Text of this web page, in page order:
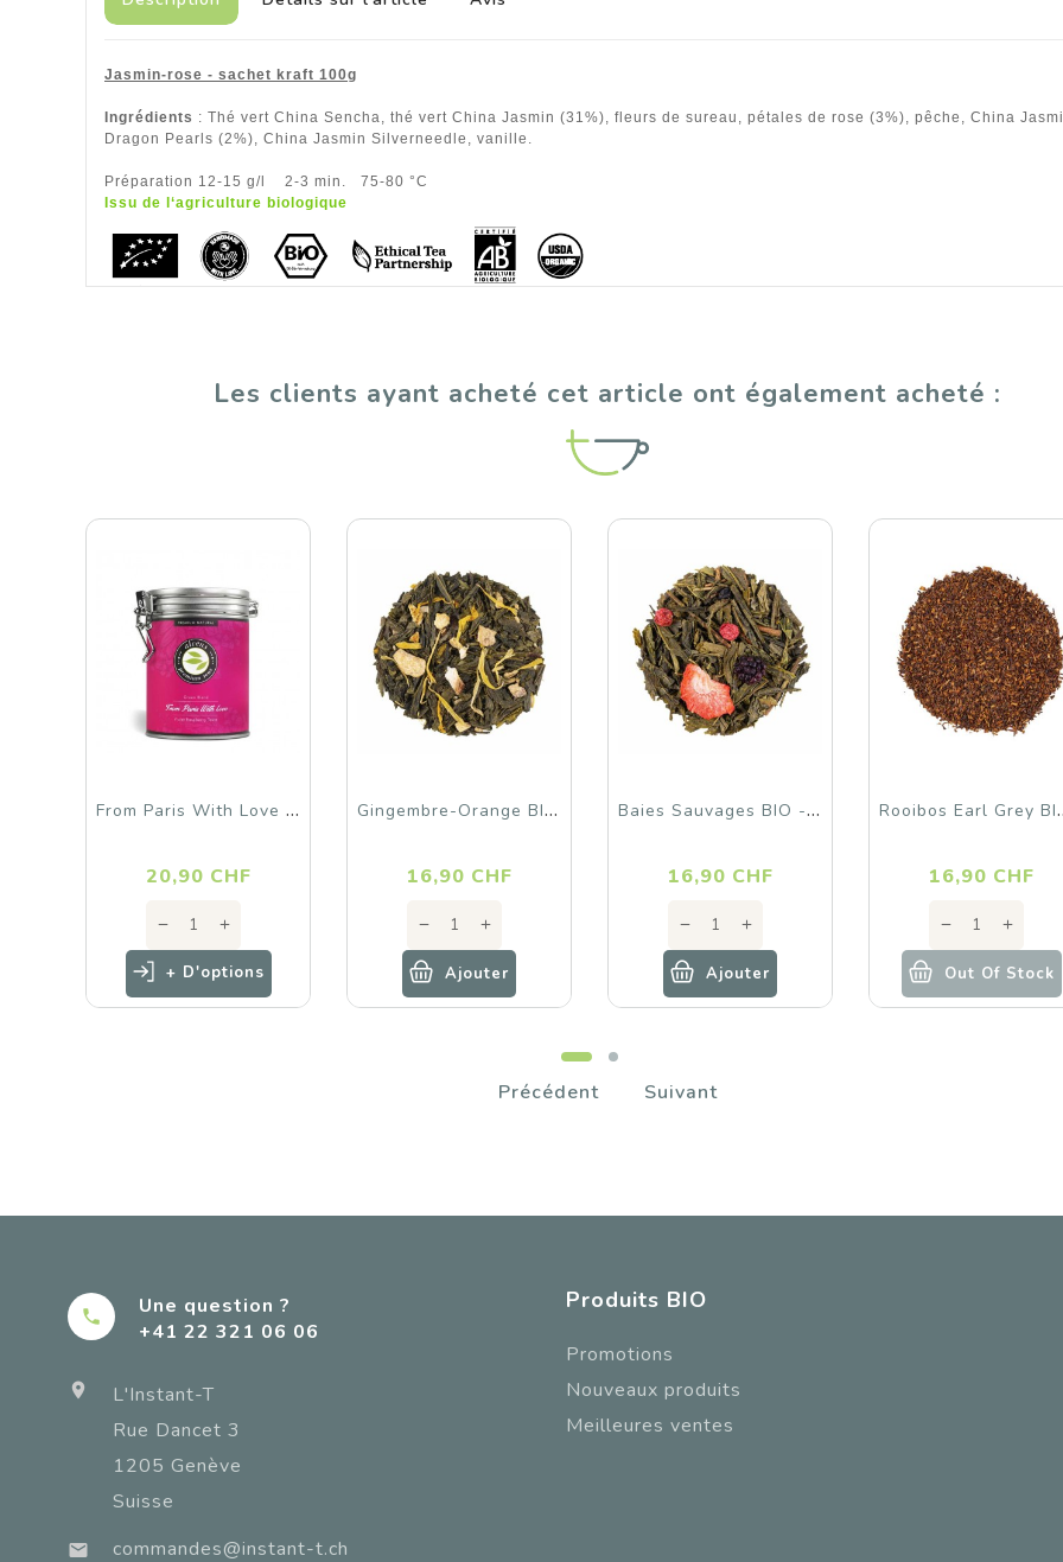
Jasmin-rose - sachet kraft 100g
Ingrédients : Thé vert China Sencha, thé vert China Jasmin (31%), fleurs de sureau, pétales de rose (3%), pêche, China
Dragon Pearls (2%), China Jasmin Silverneedle, vanille.
Préparation 12-15 g/l 2-3 min. 75-80 °C
Issu de l‘agriculture biologique
Les clients ayant acheté cet article ont également acheté :
F
Rom Paris With Love - Vrac...
20,90 CHFPrix
+ D'options
G
Ingembre-Orange BIO - Thé...
16,90 CHFPrix
Ajouter
B
Aies Sauvages BIO - Thé...
16,90 CHFPrix
Ajouter
Ooibos
16,90 CHFPrix
Out Of Stock
Précédent Suivant

Une question ?
+41 22 321 06 06

L'Instant-T
Rue Dancet 3
1205 Genève
Suisse
 commandes@instant-t.ch
Produits BIO
Promotions
Nouveaux produits
Meilleures ventes